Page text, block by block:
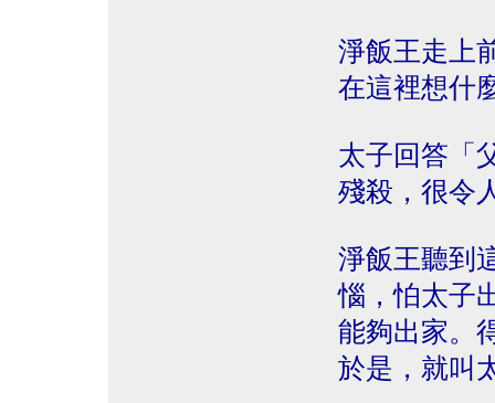
淨飯王走上
在這裡想什
太子回答「
殘殺，很令
淨飯王聽到
惱，怕太子
能夠出家。
於是，就叫